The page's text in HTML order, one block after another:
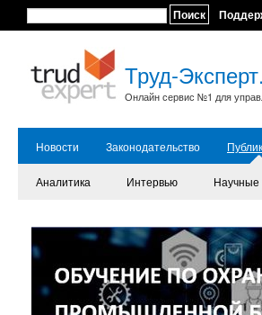
Поиск
Труд-
Онлайн сервис №1 для
Новости Законодательство
Аналитика Интервью Научные